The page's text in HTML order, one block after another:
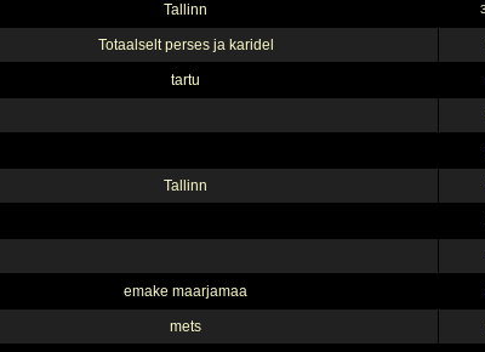
Tallinn
Totaalselt perses ja karidel
tartu
Tallinn
emake maarjamaa
mets